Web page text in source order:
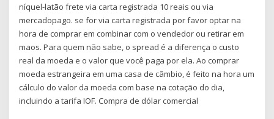
níquel-latão frete via carta registrada 10 reais ou via
mercadopago. se for via carta registrada por favor optar na
hora de comprar em combinar com o vendedor ou retirar em
maos. Para quem não sabe, o spread é a diferença o custo
real da moeda e o valor que você paga por ela. Ao comprar
moeda estrangeira em uma casa de câmbio, é feito na hora um
cálculo do valor da moeda com base na cotação do dia,
incluindo a tarifa IOF. Compra de dólar comercial